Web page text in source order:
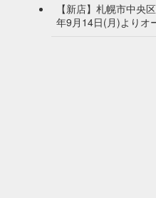
【新店】札幌市中央
年9月14日(月)よりオ